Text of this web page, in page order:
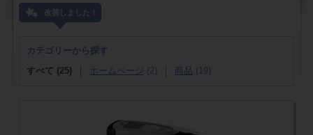
改善しました！
カテゴリーから探す
すべて (25)
ホームページ (2) 商品 (19)